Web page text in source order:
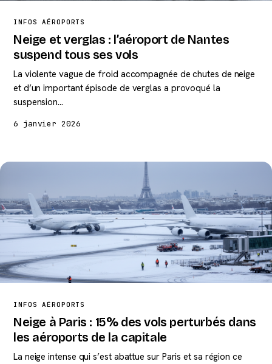
INFOS AÉROPORTS
Neige et verglas : l’aéroport de Nantes
suspend tous ses vols
La violente vague de froid accompagnée de chutes de neige
et d’un important épisode de verglas a provoqué la
suspension…
6 janvier 2026
INFOS AÉROPORTS
Neige à Paris : 15% des vols perturbés dans
les aéroports de la capitale
La neige intense qui s’est abattue sur Paris et sa région ce